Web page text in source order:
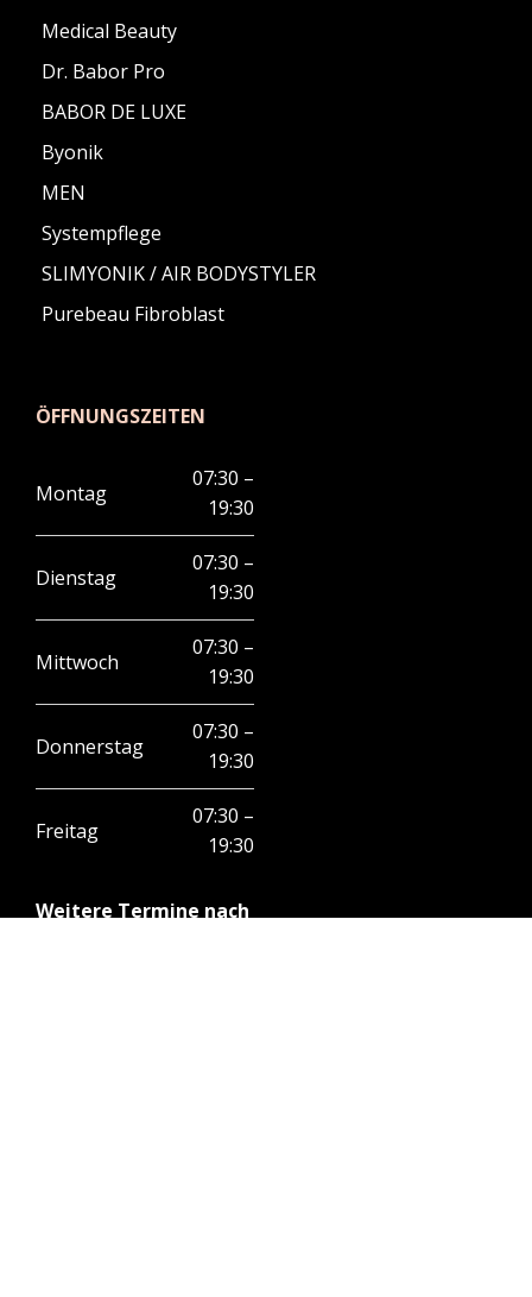
Medical Beauty
Dr. Babor Pro
BABOR DE LUXE
Byonik
MEN
Systempflege
SLIMYONIK / AIR BODYSTYLER
Purebeau Fibroblast
ÖFFNUNGSZEITEN
Montag
07:30 –
19:30
Dienstag
07:30 –
19:30
Mittwoch
07:30 –
19:30
Donnerstag
07:30 –
19:30
Freitag
07:30 –
19:30
Weitere Termine nach